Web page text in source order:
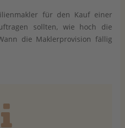
für den Kauf einer
sollten, wie hoch die
die Maklerprovision fällig